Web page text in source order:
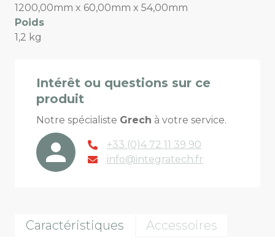
1200,00mm x 60,00mm x 54,00mm
Poids
1,2 kg
Intérêt ou questions sur ce
produit
Notre spécialiste Grech à votre service.
+33 (0)4 72 11 39 90
info@integratech.fr
Caractéristiques Accessoires